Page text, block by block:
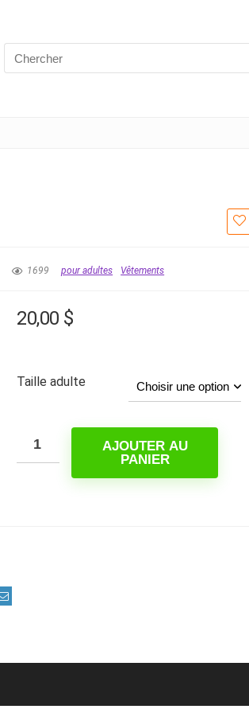
for:
1699 pour adultes Vêtements
20,00 $
Taille adulte
AJOUTER AU
PANIER